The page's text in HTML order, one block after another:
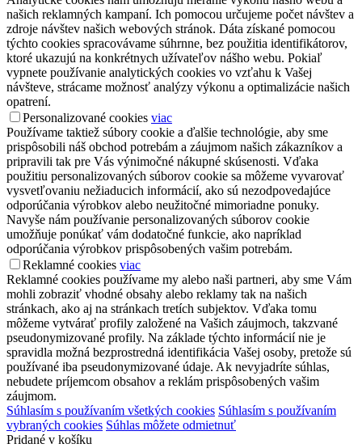
našich reklamných kampaní. Ich pomocou určujeme počet návštev a
zdroje návštev našich webových stránok. Dáta získané pomocou
týchto cookies spracovávame súhrnne, bez použitia identifikátorov,
ktoré ukazujú na konkrétnych užívateľov nášho webu. Pokiaľ
vypnete používanie analytických cookies vo vzťahu k Vašej
návšteve, strácame možnosť analýzy výkonu a optimalizácie našich
opatrení.
Personalizované cookies viac
Používame taktiež súbory cookie a ďalšie technológie, aby sme
prispôsobili náš obchod potrebám a záujmom našich zákazníkov a
pripravili tak pre Vás výnimočné nákupné skúsenosti. Vďaka
použitiu personalizovaných súborov cookie sa môžeme vyvarovať
vysvetľovaniu nežiaducich informácií, ako sú nezodpovedajúce
odporúčania výrobkov alebo neužitočné mimoriadne ponuky.
Navyše nám používanie personalizovaných súborov cookie
umožňuje ponúkať vám dodatočné funkcie, ako napríklad
odporúčania výrobkov prispôsobených vašim potrebám.
Reklamné cookies viac
Reklamné cookies používame my alebo naši partneri, aby sme Vám
mohli zobraziť vhodné obsahy alebo reklamy tak na našich
stránkach, ako aj na stránkach tretích subjektov. Vďaka tomu
môžeme vytvárať profily založené na Vašich záujmoch, takzvané
pseudonymizované profily. Na základe týchto informácií nie je
spravidla možná bezprostredná identifikácia Vašej osoby, pretože sú
používané iba pseudonymizované údaje. Ak nevyjadríte súhlas,
nebudete príjemcom obsahov a reklám prispôsobených vašim
záujmom.
Súhlasím s používaním všetkých cookies Súhlasím s používaním
vybraných cookies Súhlas môžete odmietnuť
Pridané v košíku